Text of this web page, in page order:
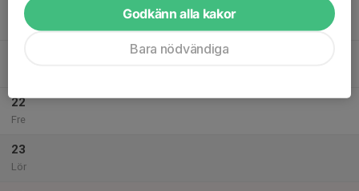
20
Ons
Cirkelpass Edvinsson
22
Fre
23
Lör
Godkänn alla kakor
Bara nödvändiga